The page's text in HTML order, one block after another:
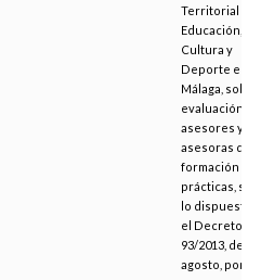
Territorial de
Educación,
Cultura y
Deporte en
Málaga, sobre
evaluación de
asesores y
asesoras de
formación en
prácticas, según
lo dispuesto en
el Decreto
93/2013, de 27
agosto, por el